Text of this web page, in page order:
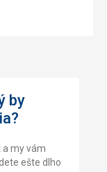
by
my vám
ešte dlho